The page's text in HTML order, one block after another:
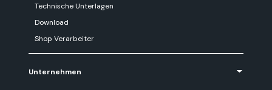
Technische Unterlagen
Download
Shop Verarbeiter
Unternehmen